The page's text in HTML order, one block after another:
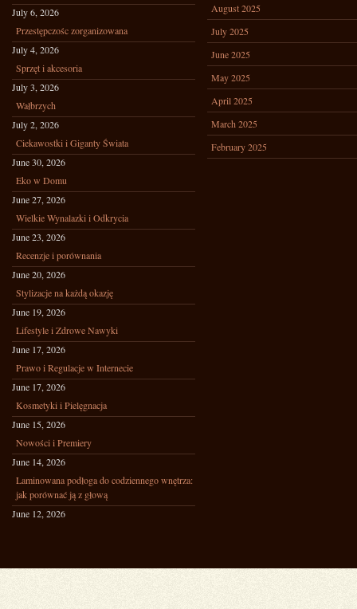
July 6, 2026
Przestępczośc zorganizowana
July 4, 2026
Sprzęt i akcesoria
July 3, 2026
Wałbrzych
July 2, 2026
Ciekawostki i Giganty Świata
June 30, 2026
Eko w Domu
June 27, 2026
Wielkie Wynalazki i Odkrycia
June 23, 2026
Recenzje i porównania
June 20, 2026
Stylizacje na każdą okazję
June 19, 2026
Lifestyle i Zdrowe Nawyki
June 17, 2026
Prawo i Regulacje w Internecie
June 17, 2026
Kosmetyki i Pielęgnacja
June 15, 2026
Nowości i Premiery
June 14, 2026
Laminowana podłoga do codziennego wnętrza:
jak porównać ją z głową
June 12, 2026
August 2025
July 2025
June 2025
May 2025
April 2025
March 2025
February 2025